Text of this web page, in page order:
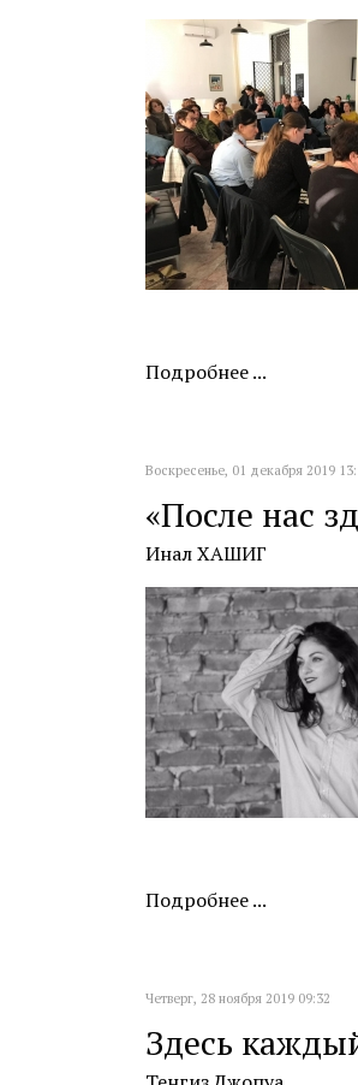
Подробнее ...
Воскресенье, 01 декабря 2019
«После нас
Инал ХАШИГ
Подробнее ...
Четверг, 28 ноября 2019 09:32
Здесь